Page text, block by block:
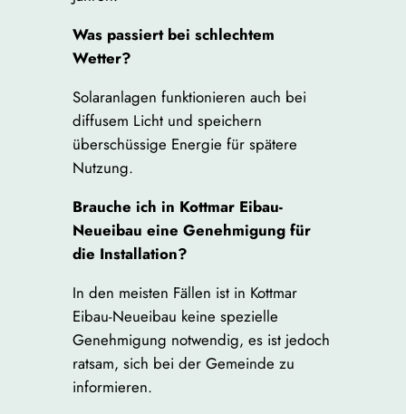
Was passiert bei schlechtem
Wetter?
Solaranlagen funktionieren auch bei
diffusem Licht und speichern
überschüssige Energie für spätere
Nutzung.
Brauche ich in Kottmar Eibau-
Neueibau eine Genehmigung für
die Installation?
In den meisten Fällen ist in Kottmar
Eibau-Neueibau keine spezielle
Genehmigung notwendig, es ist jedoch
ratsam, sich bei der Gemeinde zu
informieren.